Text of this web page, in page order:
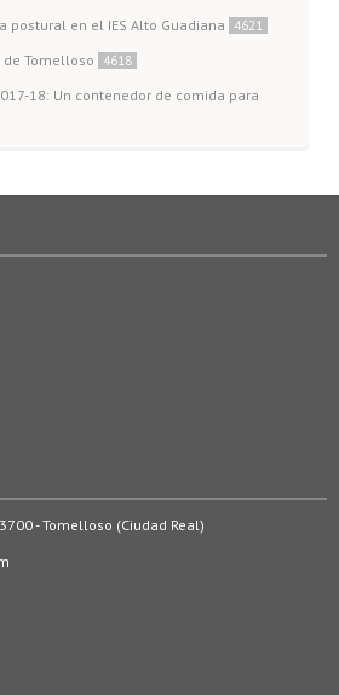
postural en el IES Alto Guadiana 4621
Tomelloso 4618
18: Un contenedor de comida para
- Tomelloso (Ciudad Real)